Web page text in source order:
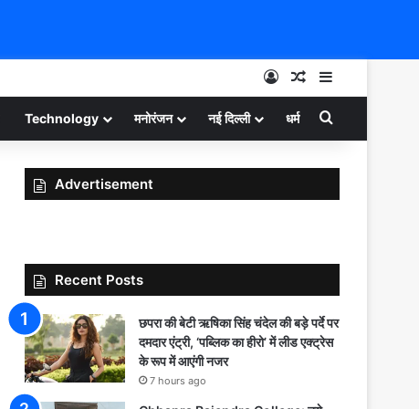
Log InRandom Article
Sidebar
Technology मनोरंजन नई दिल्ली धर्म Search for
Advertisement
Recent Posts
छपरा की बेटी ऋषिका सिंह चंदेल की बड़े पर्दे पर
दमदार एंट्री, ‘पब्लिक का हीरो’ में लीड एक्ट्रेस
के रूप में आएंगी नजर
7 hours ago